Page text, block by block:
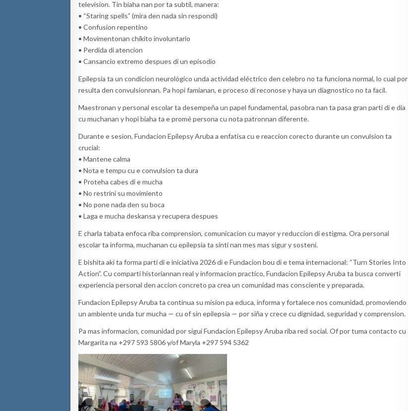
television. Tin biaha nan por ta subtil, manera:
• “Staring spells” (mira den nada sin respondi)
• Confusion repentino
• Movimentonan chikito involuntario
• Perdida di atencion
• Cansancio extremo despues di un episodio
Epilepsia ta un condicion neurológico unda actividad eléctrico den celebro no ta funciona normal, lo cual por
resulta den convulsionnan. Pa hopi famianan, e proceso di reconose y haya un diagnostico no ta facil.
Maestronan y personal escolar ta desempeña un papel fundamental, pasobra nan ta pasa gran parti di e dia
cu muchanan y hopi biaha ta e promé persona cu nota patronnan diferente.
Durante e sesion, Fundacion Epilepsy Aruba a enfatisa cu e reaccion corecto durante un convulsion ta
crucial:
• Mantene calma
• Nota e tempu cu e convulsion ta dura
• Proteha cabes di e mucha
• No restrini su movimiento
• No pone nada den su boca
• Laga e mucha deskansa y recupera despues
E charla tabata enfoca riba comprension, comunicacion cu mayor y reduccion di estigma. Ora personal
escolar ta informa, muchanan cu epilepsia ta sinti nan mes mas sigur y sostení.
E bishita aki ta forma parti di e iniciativa 2026 di e Fundacion bou di e tema internacional: “Turn Stories Into
Action”. Cu comparti historiannan real y informacion practico, Fundacion Epilepsy Aruba ta busca converti
experiencia personal den accion concreto pa crea un comunidad mas consciente y preparada.
Fundacion Epilepsy Aruba ta continua su mision pa educa, informa y fortalece nos comunidad, promoviendo
un ambiente unda tur mucha — cu of sin epilepsia — por siña y crece cu dignidad, seguridad y comprension.
Pa mas informacion, comunidad por sigui Fundacion Epilepsy Aruba riba red social. Of por tuma contacto cu
Margarita na +297 593 5806 y/of Maryla +297 594 5362